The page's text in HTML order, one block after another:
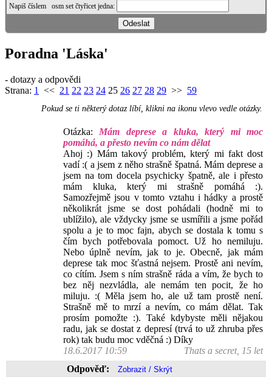
Napiš číslem osm set čtyřicet jedna:
Poradna 'Láska'
- dotazy a odpovědi
Strana: 1 << 21 22 23 24 25 26 27 28 29 >> 59
Pokud se ti některý dotaz líbí, klikni na ikonu vlevo vedle otázky.
Otázka: Mám deprese a kluka, který mi moc
pomáhá, a přesto nevím co nám dělat
Ahoj :) Mám takový problém, který mi fakt dost
vadí :( a jsem z něho strašně špatná. Mám deprese a
jsem na tom docela psychicky špatně, ale i přesto
mám kluka, který mi strašně pomáhá :).
Samozřejmě jsou v tomto vztahu i hádky a prostě
několikrát jsme se dost pohádali (hodně mi to
ublížilo), ale vždycky jsme se usmířili a jsme pořád
spolu a je to moc fajn, abych se dostala k tomu s
čím bych potřebovala pomoct. Už ho nemiluju.
Nebo úplně nevím, jak to je. Obecně, jak mám
deprese tak moc šťastná nejsem. Prostě ani nevím,
co cítím. Jsem s ním strašně ráda a vím, že bych to
bez něj nezvládla, ale nemám ten pocit, že ho
miluju. :( Měla jsem ho, ale už tam prostě není.
Strašně mě to mrzí a nevím, co mám dělat. Tak
prosím pomožte :). Také kdybyste měli nějakou
radu, jak se dostat z depresí (trvá to už zhruba přes
rok) tak budu moc vděčná :) Díky
18.6.2017 10:59
Thats a secret, 15 let
Odpověď: